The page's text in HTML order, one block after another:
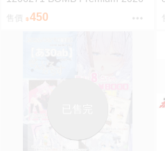
封面:一ノ瀬瑠菜 附:雙面海報
售價 450